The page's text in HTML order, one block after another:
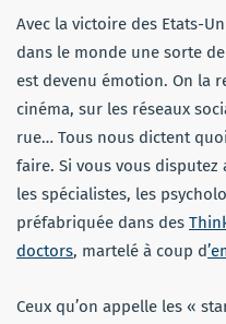
Avec la victoire des Etats-
dans le monde une sorte de
est devenu émotion. On la
cinéma, sur les réseaux
rue… Tous nous dictent
faire. Si vous vous
les spécialistes, les
préfabriquée dans des
doctors, martelé à coup d
Ceux qu’on appelle les «